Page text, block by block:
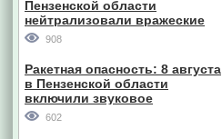
Пензенской области
нейтрализовали вражеские
дроны
908
Ракетная опасность: 8 августа
в Пензенской области
включили звуковое
оповещение
602